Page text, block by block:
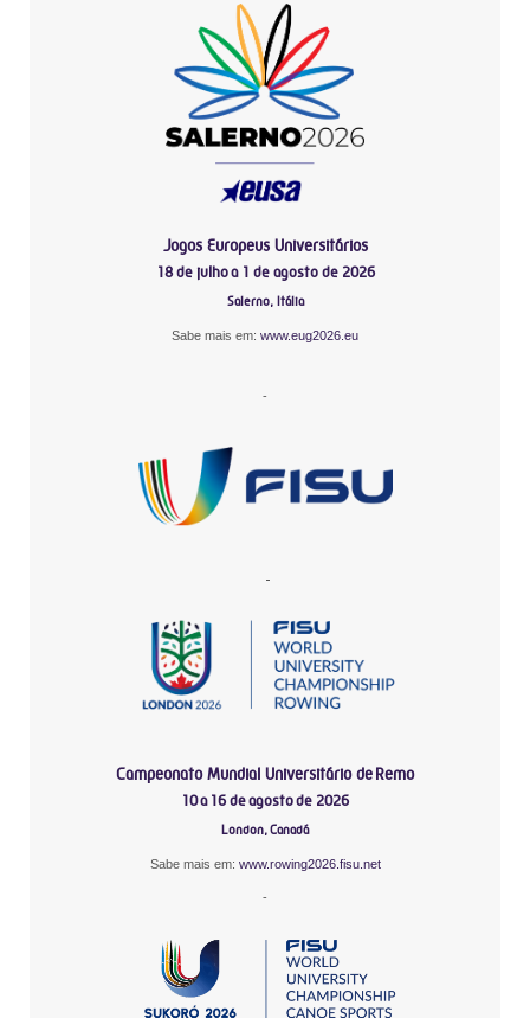
Jogos Europeus Universitários
18 de julho a 1 de agosto de 2026
Salerno, Itália
Sabe mais em: www.eug2026.eu
-
-
Campeonato Mundial Universitário de Remo
10 a 16 de agosto de 2026
London, Canadá
Sabe mais em: www.rowing2026.fisu.net
-